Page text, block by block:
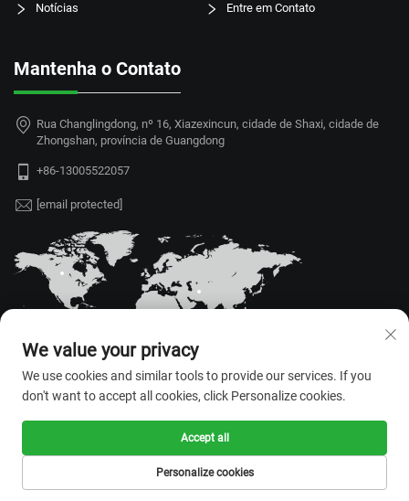
Notícias Entre em Contato
Mantenha o Contato
Rua Changlingdong, nº 16, Xiazexincun, cidade de Shaxi, cidade de
Zhongshan, província de Guangdong
+86-13005522057
[email protected]
Direitos autorais © 2026 Zhongshan
Rongrui Technology Co., Ltd. Todos
os direitos reservados. —Política de
We value your privacy
We use cookies and similar tools to provide our services. If you
don't want to accept all cookies, click Personalize cookies.
Personalize cookies
Accept all